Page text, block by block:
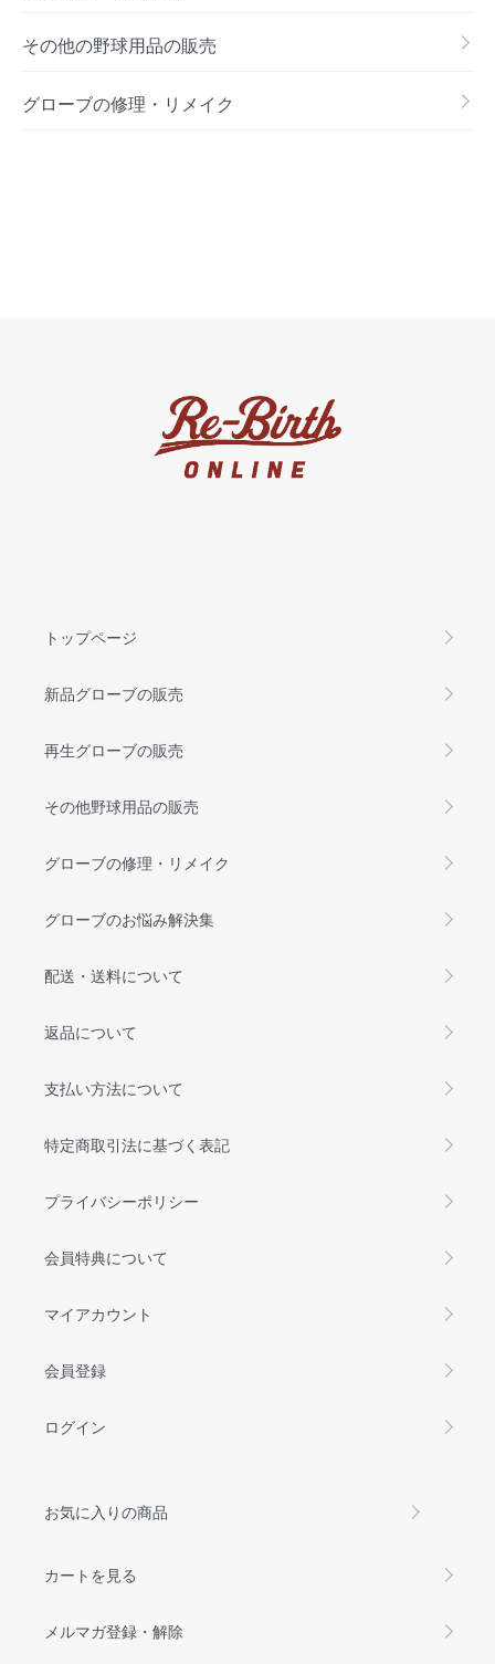
その他の野球用品の販売
グローブの修理・リメイク
トップページ
新品グローブの販売
再生グローブの販売
その他野球用品の販売
グローブの修理・リメイク
グローブのお悩み解決集
配送・送料について
返品について
支払い方法について
特定商取引法に基づく表記
プライバシーポリシー
会員特典について
マイアカウント
会員登録
ログイン
お気に入りの商品
カートを見る
メルマガ登録・解除